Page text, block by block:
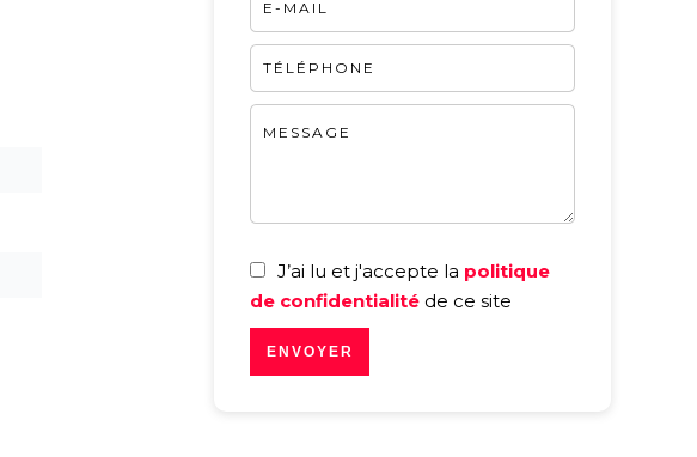
J’ai lu et j'accepte la politique
de confidentialité de ce site
ENVOYER